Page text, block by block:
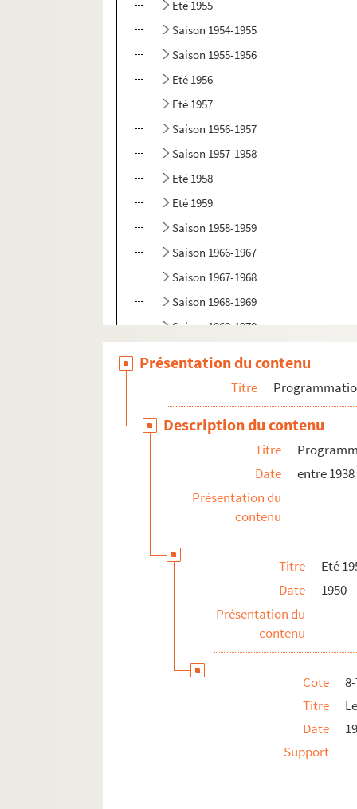
Eté 1955
Saison 1954-1955
Saison 1955-1956
Eté 1956
Eté 1957
Saison 1956-1957
Saison 1957-1958
Eté 1958
Eté 1959
Saison 1958-1959
Saison 1966-1967
Saison 1967-1968
Saison 1968-1969
Saison 1969-1970
Saison 1973-1974
Saison 1974-1975
Saison 1975-1976
Saison 1976-1977
Saison 1977-1978
Afrique 1978
Saison 1980-1981
Saison 1982-1983
Relevés de mise en scène, textes et
Présentation du contenu
Titre
Description du contenu
Titre
Date
entre
Présentation du
contenu
Titre
Eté
Date
1950
Présentation du
contenu
Cote
Titre
Date
Support